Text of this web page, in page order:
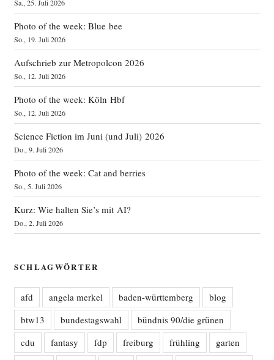
Sa., 25. Juli 2026
Photo of the week: Blue bee
So., 19. Juli 2026
Aufschrieb zur Metropolcon 2026
So., 12. Juli 2026
Photo of the week: Köln Hbf
So., 12. Juli 2026
Science Fiction im Juni (und Juli) 2026
Do., 9. Juli 2026
Photo of the week: Cat and berries
So., 5. Juli 2026
Kurz: Wie halten Sie’s mit AI?
Do., 2. Juli 2026
SCHLAGWÖRTER
afd angela merkel baden-württemberg
blog
btw13
bundestagswahl
bündnis 90/die grünen
cdu
fantasy fdp freiburg frühling
garten